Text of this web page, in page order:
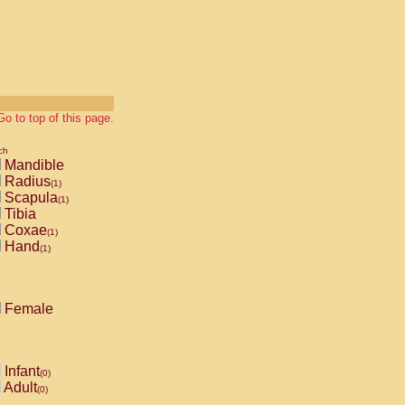
to top of this page.
Mandible
Radius(1)
Scapula(1)
Tibia
Coxae(1)
Hand(1)
Female
Infant(0)
Adult(0)